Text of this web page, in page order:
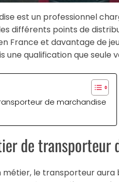
est un professionnel
différents points de
France et davantage de
une qualification que seule
de marchandise
de transporteur
le transporteur aura